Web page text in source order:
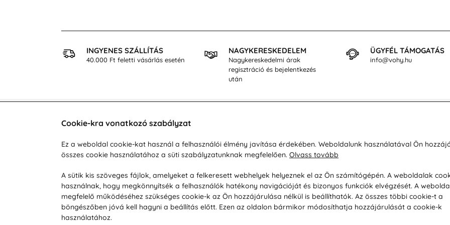
INGYENES SZÁLLÍTÁS
40.000 Ft feletti vásárlás esetén
NAGYKERESKEDELEM
Nagykereskedelmi árak
regisztráció és bejelentkezés
után
ÜGYFÉL TÁMOGATÁS
info@vohy.hu
Hétköznap 8:00-tól 16:00-ig
info@vohy.hu
Reklamáció / Áru visszaküldése
Szállítás és fizetés
Üzleti feltételek
Visszaküldési politika
Társaságról
Magánélet
Tanácsadó iroda
Cookie-kra vonatkozó szabályzat
Ez a weboldal cookie-kat használ a felhasználói élmény javítása érdekében. Weboldalunk használatával Ön
összes cookie használatához a süti szabályzatunknak megfelelően. Olvass tovább
A sütik kis szöveges fájlok, amelyeket a felkeresett webhelyek helyeznek el az Ön számítógépén. A weboldalak
használnak, hogy megkönnyítsék a felhasználók hatékony navigációját és bizonyos funkciók elvégzését. A
megfelelő működéséhez szükséges cookie-k az Ön hozzájárulása nélkül is beállíthatók. Az összes többi cookie-t a
böngészőben jóvá kell hagyni a beállítás előtt. Ezen az oldalon bármikor módosíthatja hozzájárulását a cookie-k
használatához.